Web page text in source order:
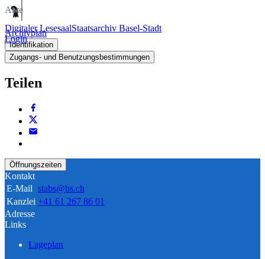
Digitaler LesesaalStaatsarchiv Basel-Stadt
Login
Akte
Archivplan
Identifikation
Zugangs- und Benutzungsbestimmungen
Teilen
Öffnungszeiten
Kontakt
E-Mail stabs@bs.ch
Kanzlei +41 61 267 86 01
Adresse
Links
Lageplan